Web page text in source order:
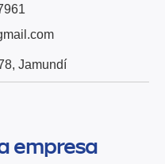
Jamundí
empresa